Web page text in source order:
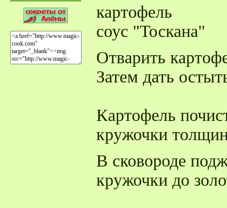
картофель
соус "Тоскана"
Отварить
Затем дать
Картофель
кружочки
В сковороде
кружочки до